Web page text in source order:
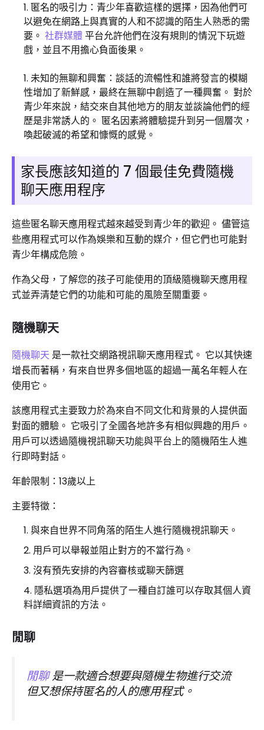
匿名的吸引力：青少年喜歡這樣的選擇，因為他們可
以避免在網路上與真實的人和不認識的陌生人熟悉的需
要。 社群媒體平台允許他們在沒有規則的情況下玩遊
戲，並且不用擔心負面後果。
未知的無聊和興奮：談話的流暢性和誰將發言的模糊
性增加了新鮮感，最終在無聊中創造了一種興奮。 對於
青少年來說，結交來自其他地方的朋友並談論他們的經
歷是非常誘人的。 匿名因素將體驗提升到另一個層次，
喚起破滅的希望和慷慨的感覺。
家長應該知道的 7 個最佳免費隨機
聊天應用程序
這些匿名聊天應用程式越來越受到青少年的歡迎。 儘管這
些應用程式可以作為娛樂和互動的媒介，但它們也可能對
青少年構成危險。
作為父母，了解您的孩子可能使用的頂級隨機聊天應用程
式並弄清楚它們的功能和可能的風險至關重要。
隨機聊天
隨機聊天是一款社交網路視訊聊天應用程式。 它以其快速
增長而著稱，有來自世界多個地區的超過一萬名年輕人在
使用它。
該應用程式主要致力於為來自不同文化和背景的人提供面
對面的體驗。 它吸引了全國各地許多有相似興趣的用戶。
用戶可以透過隨機視訊聊天功能與平台上的隨機陌生人進
行即時對話。
年齡限制：13歲以上
主要特徵：
與來自世界不同角落的陌生人進行隨機視訊聊天。
用戶可以舉報並阻止對方的不當行為。
沒有預先安排的內容審核或聊天篩選
隱私選項為用戶提供了一種自訂誰可以存取其個人資
料詳細資訊的方法。
閒聊
閒聊是一款適合想要與隨機生物進行交流
但又想保持匿名的人的應用程式。